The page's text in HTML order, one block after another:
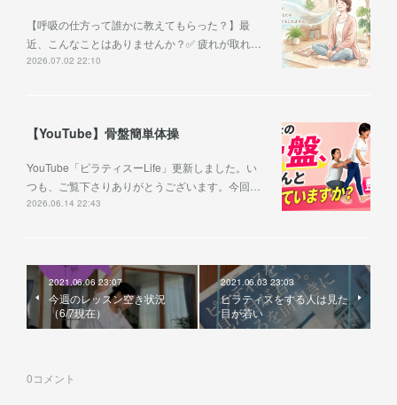
【呼吸の仕方って誰かに教えてもらった？】最
近、こんなことはありませんか？✅ 疲れが取れ…
2026.07.02 22:10
【YouTube】骨盤簡単体操
YouTube「ピラティスーLife」更新しました。い
つも、ご覧下さりありがとうございます。今回…
2026.06.14 22:43
2021.06.06 23:07
今週のレッスン空き状況
（6/7現在）
2021.06.03 23:03
ピラティスをする人は見た
目が若い
0コメント